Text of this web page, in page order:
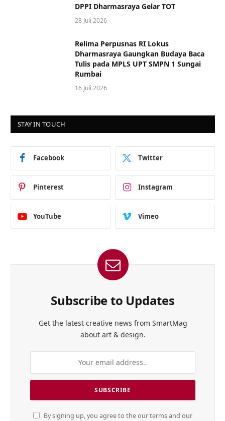
DPPI Dharmasraya Gelar TOT
28 Juli 2026
Relima Perpusnas RI Lokus
Dharmasraya Gaungkan Budaya Baca
Tulis pada MPLS UPT SMPN 1 Sungai
Rumbai
16 Juli 2026
STAY IN TOUCH
Facebook Twitter
Pinterest Instagram
YouTube Vimeo
Subscribe to Updates
Get the latest creative news from SmartMag
about art & design.
By signing up, you agree to the our terms and our